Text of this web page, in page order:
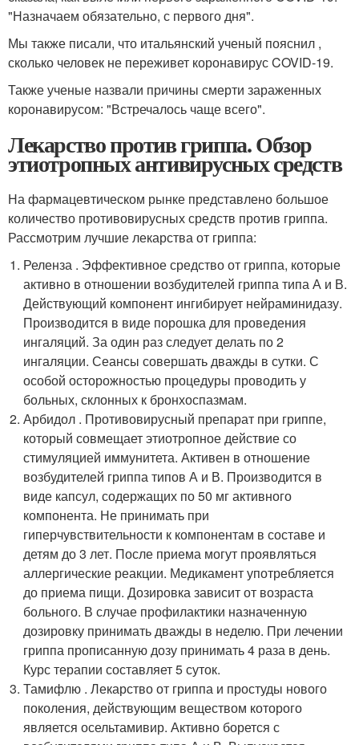
"Назначаем обязательно, с первого дня".
Мы также писали, что итальянский ученый пояснил ,
сколько человек не переживет коронавирус COVID-19.
Также ученые назвали причины смерти зараженных
коронавирусом: "Встречалось чаще всего".
Лекарство против гриппа. Обзор
этиотропных антивирусных средств
На фармацевтическом рынке представлено большое
количество противовирусных средств против гриппа.
Рассмотрим лучшие лекарства от гриппа:
Реленза . Эффективное средство от гриппа, которые
активно в отношении возбудителей гриппа типа А и В.
Действующий компонент ингибирует нейраминидазу.
Производится в виде порошка для проведения
ингаляций. За один раз следует делать по 2
ингаляции. Сеансы совершать дважды в сутки. С
особой осторожностью процедуры проводить у
больных, склонных к бронхоспазмам.
Арбидол . Противовирусный препарат при гриппе,
который совмещает этиотропное действие со
стимуляцией иммунитета. Активен в отношение
возбудителей гриппа типов А и В. Производится в
виде капсул, содержащих по 50 мг активного
компонента. Не принимать при
гиперчувствительности к компонентам в составе и
детям до 3 лет. После приема могут проявляться
аллергические реакции. Медикамент употребляется
до приема пищи. Дозировка зависит от возраста
больного. В случае профилактики назначенную
дозировку принимать дважды в неделю. При лечении
гриппа прописанную дозу принимать 4 раза в день.
Курс терапии составляет 5 суток.
Тамифлю . Лекарство от гриппа и простуды нового
поколения, действующим веществом которого
является осельтамивир. Активно борется с